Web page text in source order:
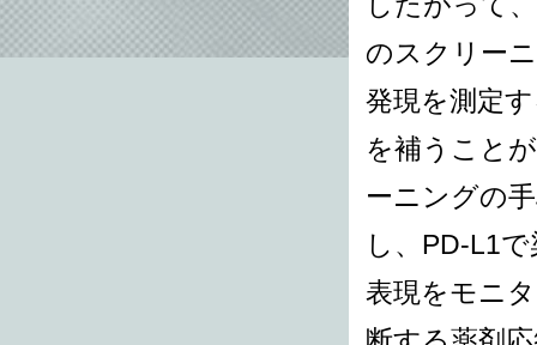
のスクリー
発現を測定
を補うこと
ーニングの
し、PD-L1
表現をモニ